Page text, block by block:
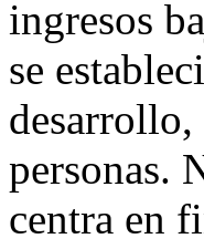
ingresos
se
desarrollo,
personas.
centra en